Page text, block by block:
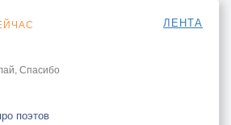
ЛЕНТА
Спасибо
поэтов